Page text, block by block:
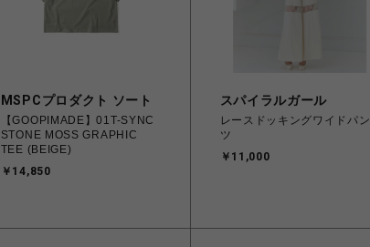
MSPCプロダクト ソート
【GOOPIMADE】01T-SYNC
STONE MOSS GRAPHIC
TEE (BEIGE)
￥14,850
スパイラルガール
レースドッキングワイドパン
ツ
￥11,000